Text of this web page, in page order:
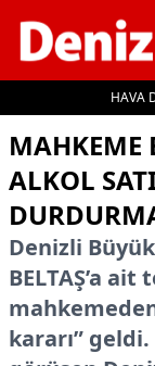
HAVA
MAHKEME
ALKOL
Denizli
BELTAŞ’a
kararı” geldi.